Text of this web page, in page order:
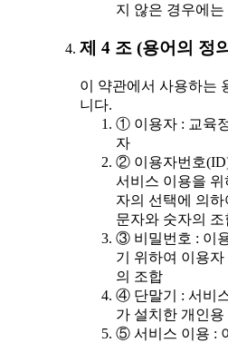
지 않은 경우에
제 4 조 (용어의 정
이 약관에서 사용하는
니다.
① 이용자 : 교육
자
② 이용자번호
서비스 이용을
자의 선택에 의
문자와 숫자의 조
③ 비밀번호 : 이
기 위하여 이용
의 조합
④ 단말기 : 서비
가 설치한 개인용
⑤ 서비스 이용 :